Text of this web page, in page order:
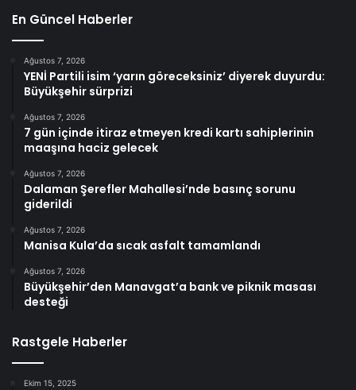
En Güncel Haberler
Ağustos 7, 2026
YENİ Partili isim ‘yarın göreceksiniz’ diyerek duyurdu:
Büyükşehir sürprizi
Ağustos 7, 2026
7 gün içinde itiraz etmeyen kredi kartı sahiplerinin
maaşına haciz gelecek
Ağustos 7, 2026
Dalaman Şerefler Mahallesi’nde basınç sorunu
giderildi
Ağustos 7, 2026
Manisa Kula’da sıcak asfalt tamamlandı
Ağustos 7, 2026
Büyükşehir’den Manavgat’a bank ve piknik masası
desteği
Rastgele Haberler
Ekim 15, 2025